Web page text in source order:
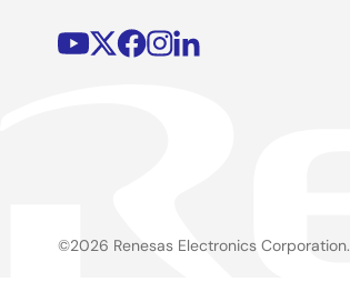
©2026 Renesas Electronics Corporation.